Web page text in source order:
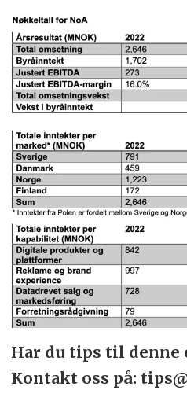
Har du tips til denne
Kontakt oss på: